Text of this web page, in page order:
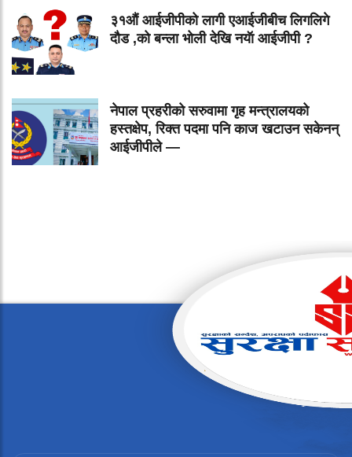
३१औं आईजीपीको लागी एआईजीबीच लिगलिगे
दौड ,को बन्ला भोली देखि नयॅा आईजीपी ?
नेपाल प्रहरीको सरुवामा गृह मन्त्रालयको
हस्तक्षेप, रिक्त पदमा पनि काज खटाउन सकेनन्
आईजीपीले —